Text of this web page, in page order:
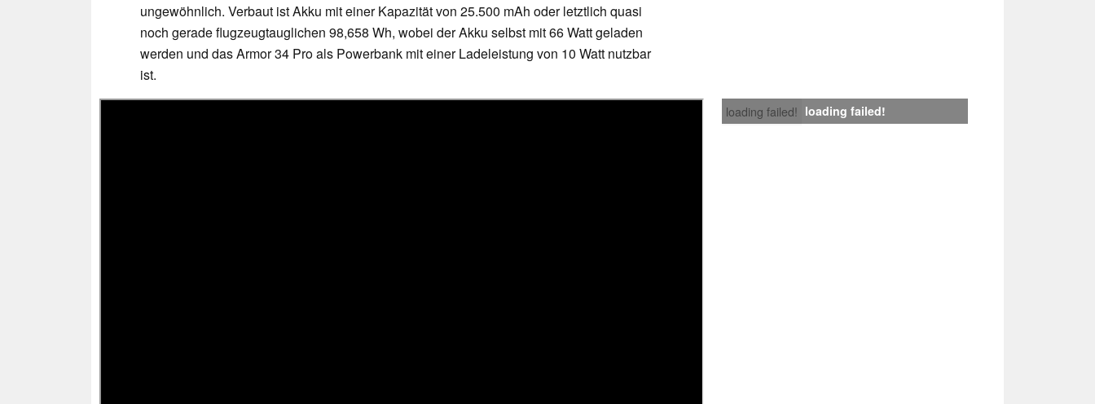
ungewöhnlich. Verbaut ist Akku mit einer Kapazität von 25.500 mAh oder letztlich quasi
noch gerade flugzeugtauglichen 98,658 Wh, wobei der Akku selbst mit 66 Watt geladen
werden und das Armor 34 Pro als Powerbank mit einer Ladeleistung von 10 Watt nutzbar
ist.
loading failed! loading failed!